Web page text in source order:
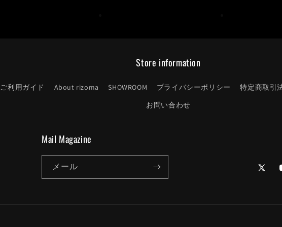
Store information
ご利用ガイド About rizoma SHOWROOM プライバシーポリシー
特定商取引
お問い合わせ
Mail Magazine
メール
Twitter